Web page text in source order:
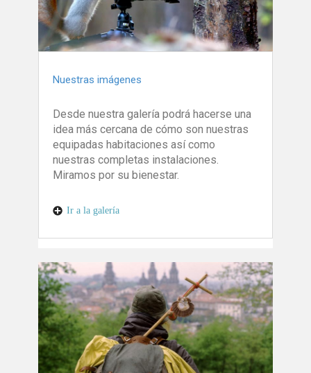
Nuestras imágenes
Desde nuestra galería podrá hacerse una
idea más cercana de cómo son nuestras
equipadas habitaciones así como
nuestras completas instalaciones.
Miramos por su bienestar.
Ir a la galería